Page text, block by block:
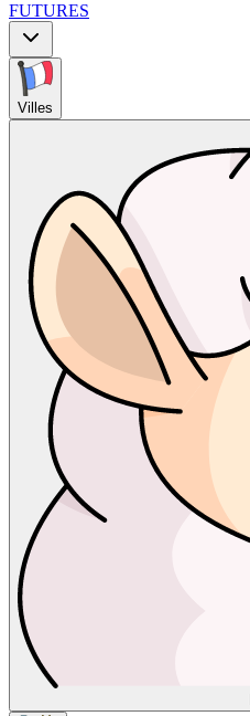
FUTURES
Villes